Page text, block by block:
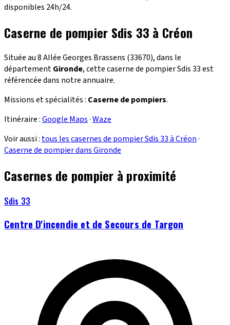
disponibles 24h/24.
Caserne de pompier Sdis 33 à Créon
Située au 8 Allée Georges Brassens (33670), dans le
départementGironde, cette caserne de pompier Sdis 33 est
référencée dans notre annuaire.
Missions et spécialités : Caserne de pompiers.
Itinéraire :Google Maps·Waze
Voir aussi : tous les casernes de pompier Sdis 33 à Créon·
Caserne de pompier dans Gironde
Casernes de pompier à proximité
Sdis 33
Centre D'incendie et de Secours de Targon